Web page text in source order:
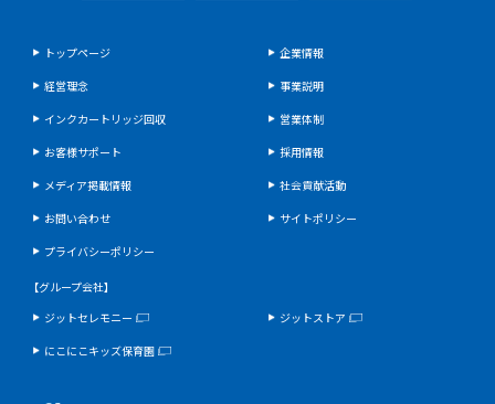
トップページ
企業情報
経営理念
事業説明
インクカートリッジ回収
営業体制
お客様サポート
採用情報
メディア掲載情報
社会貢献活動
お問い合わせ
サイトポリシー
プライバシーポリシー
【グループ会社】
ジットセレモニー
ジットストア
にこにこキッズ保育園